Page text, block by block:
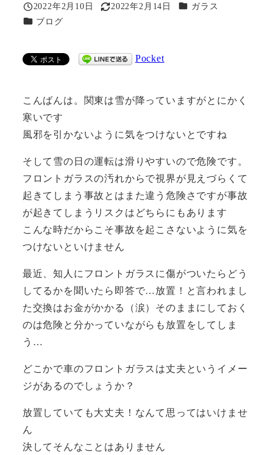
投稿日
2022年2月10日
更新日
2022年2月14日 カテゴリー
ガラス
カテゴリー
ブログ
Pocket
こんばんは。関東は雪が降っていますがとにかく
寒いです
風邪を引かないように気をつけないとですね
そして雪の日の運転は滑りやすいので危険です。
フロントガラスの汚れからで視界が見えづらくて
起きてしまう事故とはまた違う危険さですが事故
が起きてしまうリスクはどちらにもあります
こんな時だからこそ事故を起こさないように気を
つけないといけません
最近、知人にフロントガラスに傷がついたらどう
してるかを聞いたら即答で…放置！と言われまし
た交換はお金がかかる（涙）そのままにしておく
のは危険と分かっていながらも放置をしてしま
う…
どこかで車のフロントガラスは丈夫というイメー
ジがあるのでしょうか？
放置していても大丈夫！なんて思ってはいけませ
ん
決してそんなことはありません